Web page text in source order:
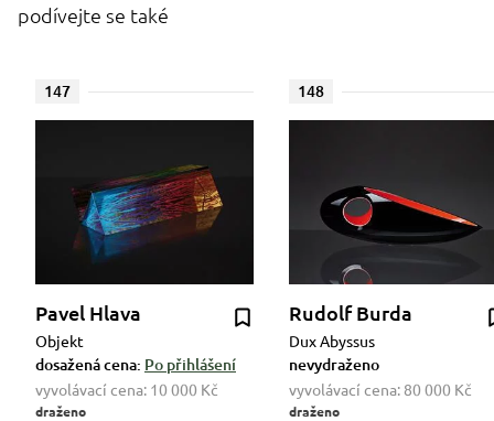
podívejte se také
147
Pavel Hlava
Objekt
dosažená cena: Po přihlášení
vyvolávací cena: 10 000 Kč
draženo
148
Rudolf Burda
Dux Abyssus
nevydraženo
vyvolávací cena: 80 000 Kč
draženo